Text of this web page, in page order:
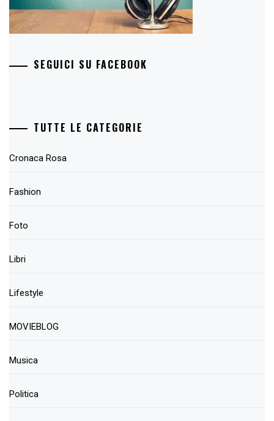
SEGUICI SU FACEBOOK
TUTTE LE CATEGORIE
Cronaca Rosa
Fashion
Foto
Libri
Lifestyle
MOVIEBLOG
Musica
Politica